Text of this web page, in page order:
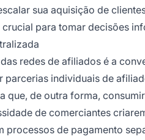
sua aquisição de
para tomar decisões
das redes de afiliados é a
parcerias individuais de
que, de outra forma,
de comerciantes
processos de pagamento